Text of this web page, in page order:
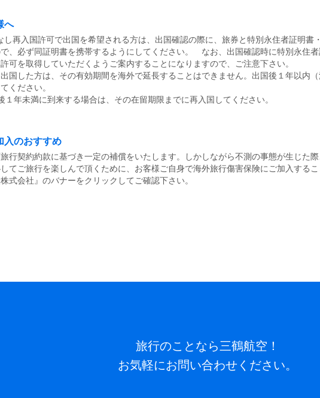
へ
再入国許可で出国を希望される方は、出国確認の際に、旅券と特別永住者証明書
、必ず同証明書を携帯するようにしてください。 なお、出国確認時に特別永住
可を取得していただくようご案内することになりますので、ご注意下さい。
国した方は、その有効期間を海外で延長することはできません。出国後１年以内
ください。
１年未満に到来する場合は、その在留期限までに再入国してください。
入のおすすめ
行契約約款に基づき一定の補償をいたします。しかしながら不測の事態が生じた
てご旅行を楽しんで頂くために、お客様ご自身で海外旅行傷害保険にご加入する
式会社』のバナーをクリックしてご確認下さい。
旅行のことなら三鶴航空！
お気軽にお問い合わせください。